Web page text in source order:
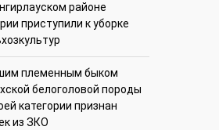
районе
приступили к уборке
племенным быком
белоголовой породы
категории признан
из ЗКО